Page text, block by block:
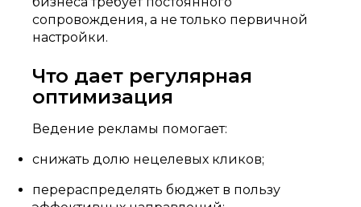
сопровождения, а не только первичной
настройки.
Что дает регулярная
оптимизация
Ведение рекламы помогает:
снижать долю нецелевых кликов;
перераспределять бюджет в пользу